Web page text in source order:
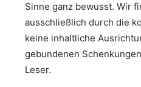
Sinne ganz bewusst. Wir
ausschließlich durch die
keine inhaltliche
gebundenen
Leser.